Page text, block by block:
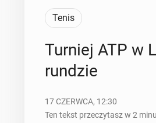
Tenis
Turniej ATP w
rundzie
17 CZERWCA, 12:30
Ten tekst przeczytasz w 2